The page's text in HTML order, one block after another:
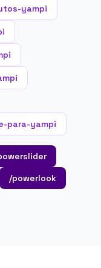
yampi
para-yampi
/powerlook